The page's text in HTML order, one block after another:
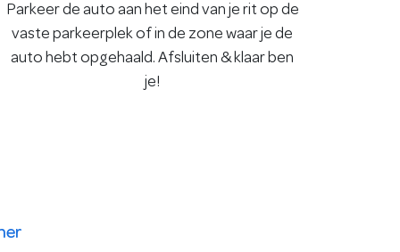
Parkeer de auto aan het eind van je rit op de
vaste parkeerplek of in de zone waar je de
auto hebt opgehaald. Afsluiten & klaar ben
je!